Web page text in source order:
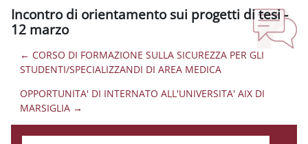
Incontro di orientamento sui progetti di tesi -
12 marzo
← CORSO DI FORMAZIONE SULLA SICUREZZA PER GLI
STUDENTI/SPECIALIZZANDI DI AREA MEDICA
OPPORTUNITA' DI INTERNATO ALL'UNIVERSITA' AIX DI
MARSIGLIA →